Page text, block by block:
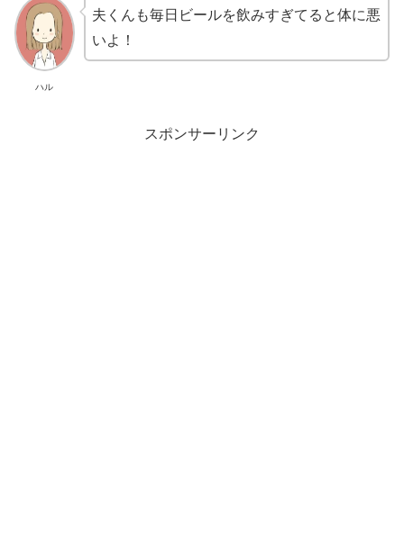
ハル
夫くんも毎日ビールを飲みすぎてると体に悪
いよ！
スポンサーリンク